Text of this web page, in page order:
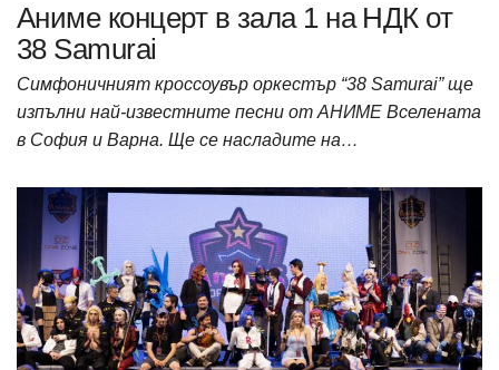
Аниме концерт в зала 1 на НДК от
38 Samurai
Симфоничният кроссоувър оркестър “38 Samurai” ще
изпълни най-известните песни от АНИМЕ Вселената
в София и Варна. Ще се насладите на…